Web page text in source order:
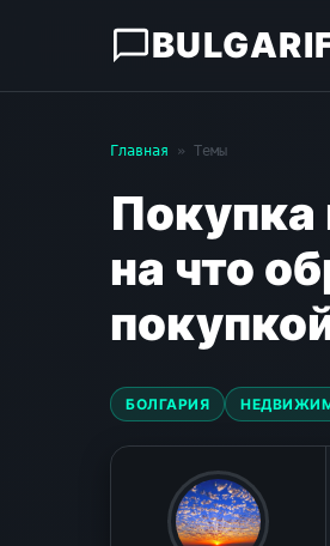
Главная » Темы
Покупка
на что
БОЛГАРИЯ